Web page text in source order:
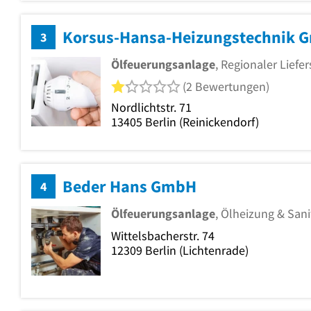
3 Korsus-Hansa-Heizungstechnik
Ölfeuerungsanlage, Regionaler
1 von 5 Sternen
(2 Bewertungen)
Nordlichtstr. 71
13405 Berlin (Reinickendorf)
4 Beder Hans GmbH
Ölfeuerungsanlage, Ölheizung &
Wittelsbacherstr. 74
12309 Berlin (Lichtenrade)